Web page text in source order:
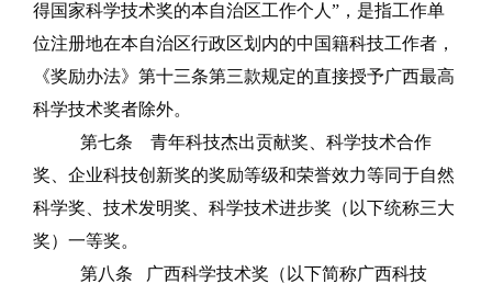
得国家科学技术奖的本自治区工作个人”，是指工作单
位注册地在本自治区行政区划内的中国籍科技工作者，
《奖励办法》第十三条第三款规定的直接授予广西最高
科学技术奖者除外。
第七条
青年科技杰出贡献奖、科学技术合作
奖、企业科技创新奖的奖励等级和荣誉效力等同于自然
科学奖、技术发明奖、科学技术进步奖（以下统称三大
奖）一等奖。
第八条
广西科学技术奖（以下简称广西科技